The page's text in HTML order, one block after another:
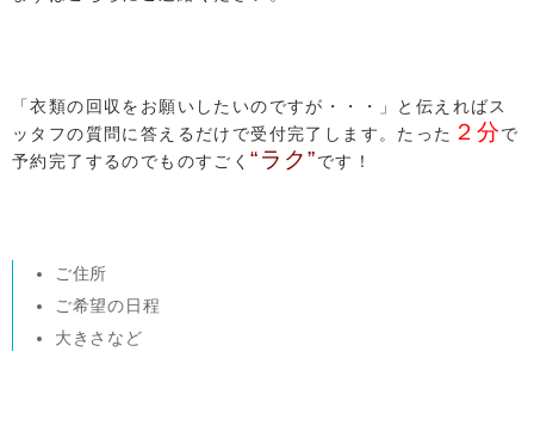
「衣類の回収をお願いしたいのですが・・・」と伝えればス
ッタフの質問に答えるだけで受付完了します。たった ２分で
予約完了するのでものすごく“ラク”です！
ご住所
ご希望の日程
大きさなど